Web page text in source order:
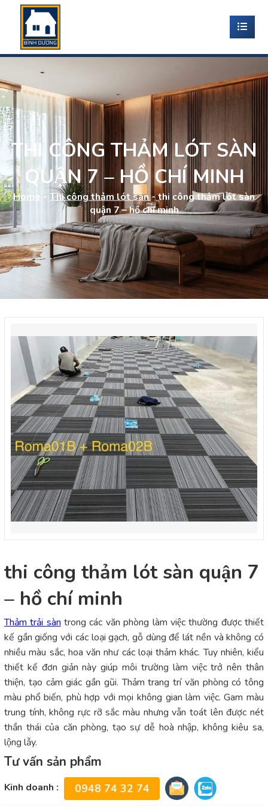
THI CÔNG THẢM LÓT SÀN
QUẬN 7 – HỒ CHÍ MINH
Home - Thi công thảm lót sàn-thi công thảm lót sàn
quận 7 – hồ chí minh
thi công thảm lót sàn quận 7
– hồ chí minh
Thảm trải sàn trong các văn phòng làm việc thường được thiết
kế gần giống với các loại gạch, gỗ dùng để lát nền và không có
nhiều màu sắc, hoa văn như các loại thảm khác. Tuy nhiên, kiểu
thiết kế đơn giản này giúp môi trường làm việc trở nên thân
thiện, tạo cảm giác gần gũi. Thảm trang trí văn phòng có tông
màu phổ biến, phù hợp với mọi không gian làm việc. Gam màu
trung tính, không rực rỡ sắc màu nhưng vẫn toát lên được nét
thần thái của căn phòng, tạo sự dễ hoà nhập, không kiêu sa,
lộng lẫy.
Tư vấn sản phẩm
Kinh doanh : 0948 74 32 74